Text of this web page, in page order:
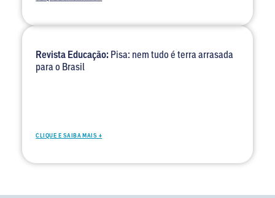
Revista Educação:Pisa: nem tudo é terra arrasada
para o Brasil
CLIQUE E SAIBA MAIS +